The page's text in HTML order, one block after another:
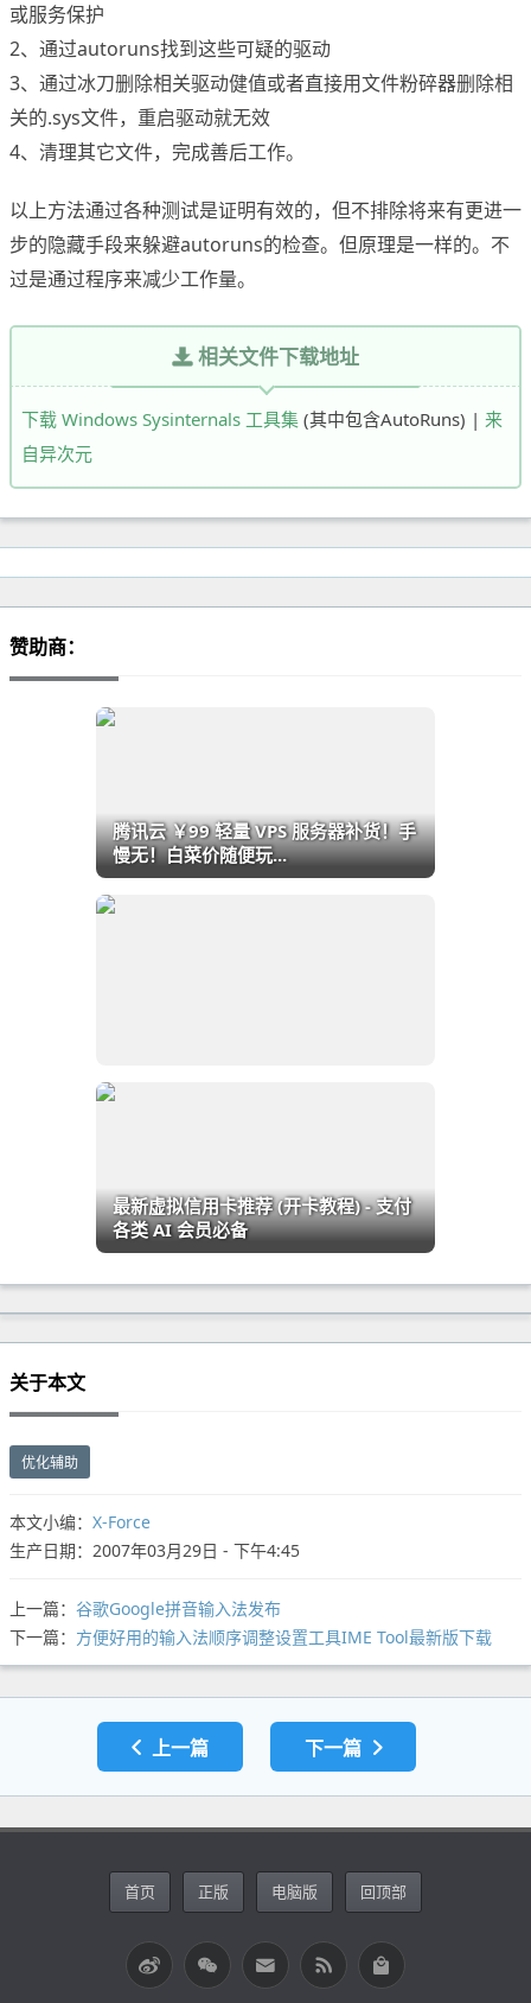
或服务保护
2、通过autoruns找到这些可疑的驱动
3、通过冰刀删除相关驱动健值或者直接用文件粉碎器删除相
关的.sys文件，重启驱动就无效
4、清理其它文件，完成善后工作。
以上方法通过各种测试是证明有效的，但不排除将来有更进一
步的隐藏手段来躲避autoruns的检查。但原理是一样的。不
过是通过程序来减少工作量。
相关文件下载地址
下载 Windows Sysinternals 工具集 (其中包含AutoRuns) | 来
自异次元
赞助商：
腾讯云 ￥99 轻量 VPS 服务器补货！手
慢无！白菜价随便玩...
最新虚拟信用卡推荐 (开卡教程) - 支付
各类 AI 会员必备
关于本文
优化辅助
本文小编： X-Force
生产日期：2007年03月29日 - 下午4:45
上一篇： 谷歌Google拼音输入法发布
下一篇： 方便好用的输入法顺序调整设置工具IME Tool最新版下载
上一篇 下一篇
首页 正版 电脑版 回顶部